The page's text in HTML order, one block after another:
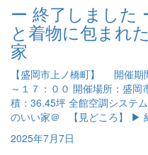
ー 終了しました
と着物に包まれ
家
【盛岡市上ノ橋町】 開催期
～１７：００ 開催場所：盛
積：36.45坪 全館空調システ
のいい家＠ 【見どころ】 ▶
2025年7月7日